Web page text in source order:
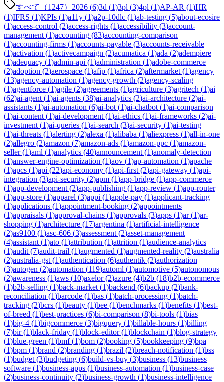
すべて（1247） 2026 (6)3d (1)3pl (3)4pl (1)AP-AR (1)HR
(1)IFRS (1)KPIs (1)a11y (1)a2p-10dlc (1)ab-testing (5)about-ecosire
(1)access-control (2)access-rights (1)accessibility (3)account-
management (1)accounting (83)accounting-comparison
(1)accounting-firms (1)accounts-payable (3)accounts-receivable
(1)activation (1)activecampaign (2)acumatica (1)ada (2)adempiere
(1)adequacy (1)admin-api (1)administration (1)adobe-commerce
(2)adoption (2)aerospace (1)afip (1)africa (2)aftermarket (1)agency
(13)agency-automation (1)agency-growth (2)agency-scaling
(1)agentforce (1)agile (2)agreements (1)agriculture (3)agritech (1)ai
(62)ai-agent (1)ai-agents (38)ai-analytics (2)ai-architecture (2)ai-
assistants (1)ai-automation (6)ai-bot (1)ai-chatbot (1)ai-comparison
(1)ai-content (1)ai-development (1)ai-ethics (1)ai-frameworks (2)ai-
investment (1)ai-queries (1)ai-search (3)ai-security (1)ai-testing
(1)ai-threats (1)alerting (2)alexa (1)alibaba (1)aliexpress (1)all-in-one
(2)allegro (2)amazon (7)amazon-ads (1)amazon-ppc (1)amazon-
seller(1)aml (1)analytics (40)announcement (1)anomaly-detection
(1)answer-engine-optimization (1)aov (1)ap-automation (1)apache
(1)apcs (1)api (22)api-economy (1)api-first (2)api-gateway (1)api-
integration (3)api-security (2)apm (1)app-bridge (1)app-commerce
(1)app-development (2)app-publishing (1)app-review (1)app-router
(1)app-store (1)apparel (3)appi (1)apple-pay (1)applicant-tracking
(1)applications (1)appointment-booking (2)appointments
(1)appraisals (1)approval-chains (1)approvals (3)apps (1)ar(1)ar-
shopping (1)architecture (17)argentina (1)artificial-intelligence
(2)as9100 (1)asc-606 (3)assessment (2)asset-management
(4)assistant (1)ato (1)attribution (1)attrition (1)audience-analytics
(1)audit (7)audit-trail (1)augmented (1)augmented-reality (2)australia
(2)australia-gst (1)authentication (6)authentik (2)authorization
(3)autogen (2)automation (119)automl (1)automotive (5)autonomous
(2)awareness (1)aws (10)axelor(2)azure (4)b2b (18)b2b-ecommerce
(1)b2b-selling (1)back-market (1)backend (6)backup (2)bank-
reconciliation (1)barcode (1)bas (1)batch-processing (1)batch-
tracking (2)bcrs (1)beauty (1)bee (1)benchmarks (1)benefits (1)best-
of-breed (1)best-practices (6)bi-comparison (8)bi-tools (1)bias
(1)big-4 (1)bigcommerce (3)bigquery (1)billable-hours (1)billing
(7)bir(1)black-friday (1)block-editor(1)blockchain (1)blog-strategy
(1)blue-green (1)bmf(1)bom (2)booking (5)bookkeeping (9)bpa
(1)bpm (1)brand (2)branding (1)brazil (2)breach-notification (1)bss
(1)budget (3)budgeting (6)build-vs-buy (3)business (13)business
software (1)business-apps (1)business-automation (1)business-case
(2)business-continuity (2)business-growth (1)business-intelligence